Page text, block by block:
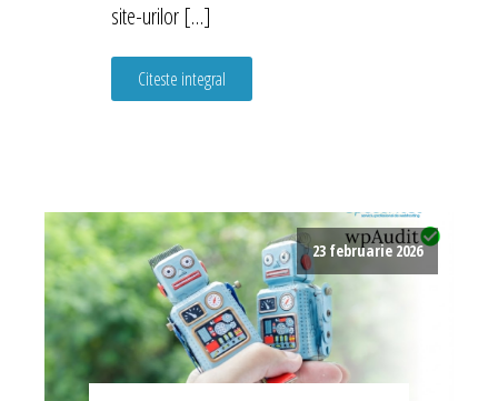
site-urilor […]
Citeste integral
23 februarie 2026